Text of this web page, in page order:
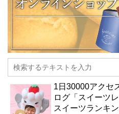
1日30000アクセ
ログ「スイーツ
スイーツランキ